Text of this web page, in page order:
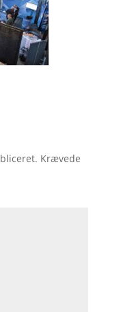
Krævede